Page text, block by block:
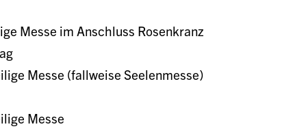
Messe im Anschluss Rosenkranz
Messe (fallweise Seelenmesse)
Messe